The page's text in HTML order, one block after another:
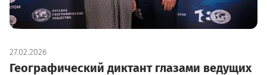
27.02.2026
Географический диктант глазами ведущих